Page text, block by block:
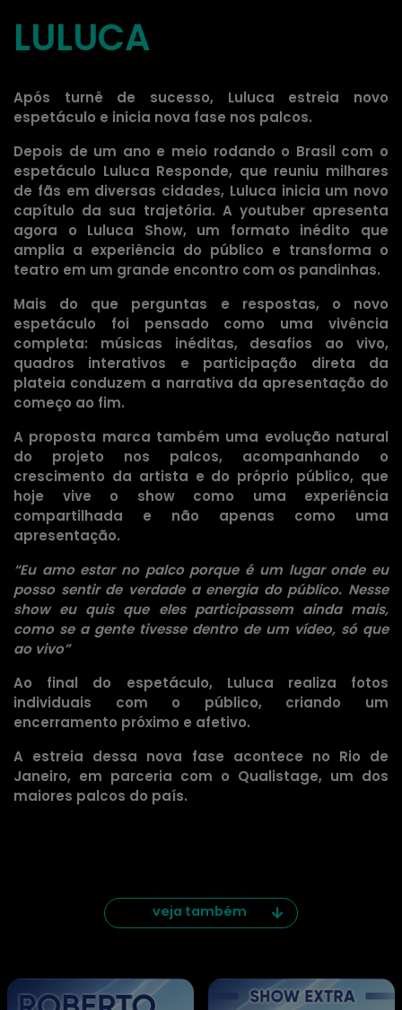
LULUCA
Após turnê de sucesso, Luluca estreia novo
espetáculo e inicia nova fase nos palcos.
Depois de um ano e meio rodando o Brasil com o
espetáculo Luluca Responde, que reuniu milhares
de fãs em diversas cidades, Luluca inicia um novo
capítulo da sua trajetória. A youtuber apresenta
agora o Luluca Show, um formato inédito que
amplia a experiência do público e transforma o
teatro em um grande encontro com os pandinhas.
Mais do que perguntas e respostas, o novo
espetáculo foi pensado como uma vivência
completa: músicas inéditas, desafios ao vivo,
quadros interativos e participação direta da
plateia conduzem a narrativa da apresentação do
começo ao fim.
A proposta marca também uma evolução natural
do projeto nos palcos, acompanhando o
crescimento da artista e do próprio público, que
hoje vive o show como uma experiência
compartilhada e não apenas como uma
apresentação.
“Eu amo estar no palco porque é um lugar onde eu
posso sentir de verdade a energia do público. Nesse
show eu quis que eles participassem ainda mais,
como se a gente tivesse dentro de um vídeo, só que
ao vivo”
Ao final do espetáculo, Luluca realiza fotos
individuais com o público, criando um
encerramento próximo e afetivo.
A estreia dessa nova fase acontece no Rio de
Janeiro, em parceria com o Qualistage, um dos
maiores palcos do país.
veja também